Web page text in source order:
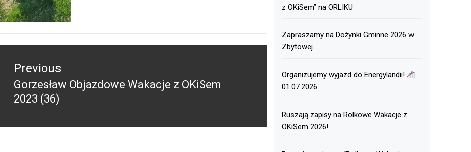
Previous
Previous
post:
Gorzesław Objazdowe Wakacje z OKiSem
2023 (36)
z OKiSem” na ORLIKU
Zapraszamy na Dożynki Gminne 2026 w
Zbytowej.
Organizujemy wyjazd do Energylandii!
01.07.2026
Ruszają zapisy na Rolkowe Wakacje z
OKiSem 2026!